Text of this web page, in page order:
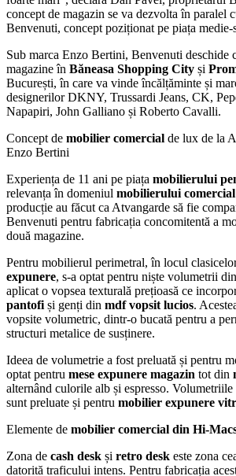
concept de magazin se va dezvolta în paralel
Benvenuti, concept poziționat pe piața medie-
Sub marca Enzo Bertini, Benvenuti deschide
magazine în Băneasa Shopping City și
București, în care va vinde încălțăminte și
designerilor DKNY, Trussardi Jeans, CK,
Napapiri, John Galliano și Roberto Cavalli.
Concept de mobilier comercial de lux de la
Enzo Bertini
Experiența de 11 ani pe piața mobilierului
relevanța în domeniul mobilierului comercial
producție au făcut ca Atvangarde să fie
Benvenuti pentru fabricația concomitentă a
două magazine.
Pentru mobilierul perimetral, în locul
expunere, s-a optat pentru niște volumetrii
aplicat o vopsea texturală prețioasă ce
pantofi și genți din mdf vopsit lucios.
vopsite volumetric, dintr-o bucată pentru a
structuri metalice de susținere.
Ideea de volumetrie a fost preluată și pentru
optat pentru mese expunere magazin tot din
alternând culorile alb și espresso. Volumetriile
sunt preluate și pentru mobilier expunere
Elemente de mobilier comercial din Hi-
Zona de cash desk și retro desk este zona
datorită traficului intens. Pentru fabricația